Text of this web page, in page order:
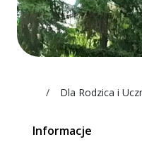
liceum.boguchwala.pl
Dla Rodzica i
Informacje